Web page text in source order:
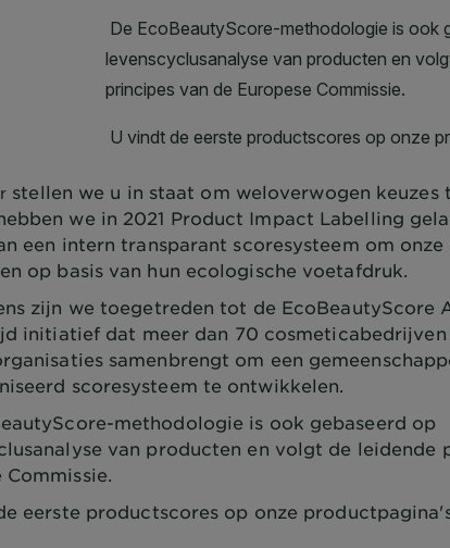
stellen we u in staat om weloverwogen keuzes
we in 2021 Product Impact Labelling
een intern transparant scoresysteem om
op basis van hun ecologische voetafdruk.
zijn we toegetreden tot de EcoBeautyScore
initiatief dat meer dan 70 cosmeticabedrijven
samenbrengt om een
scoresysteem te ontwikkelen.
methodologie is ook gebaseerd op
van producten en volgt de leidende
Commissie.
eerste productscores op onze